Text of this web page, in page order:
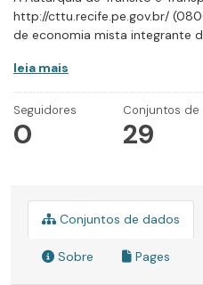
http://cttu.recife.pe.gov.br/
de economia mista integrante
leia mais
Seguidores
0
Conjuntos de
29
Conjuntos de dados
Sobre Pages